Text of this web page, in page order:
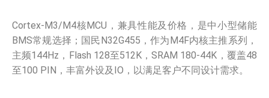
Cortex-M3/M4核MCU，兼具性能及价格，是中小型储能
BMS常规选择；国民N32G455，作为M4F内核主推系列，
主频144Hz，Flash 128至512K，SRAM 180-44K，覆盖48
至100 PIN，丰富外设及IO，以满足客户不同设计需求。